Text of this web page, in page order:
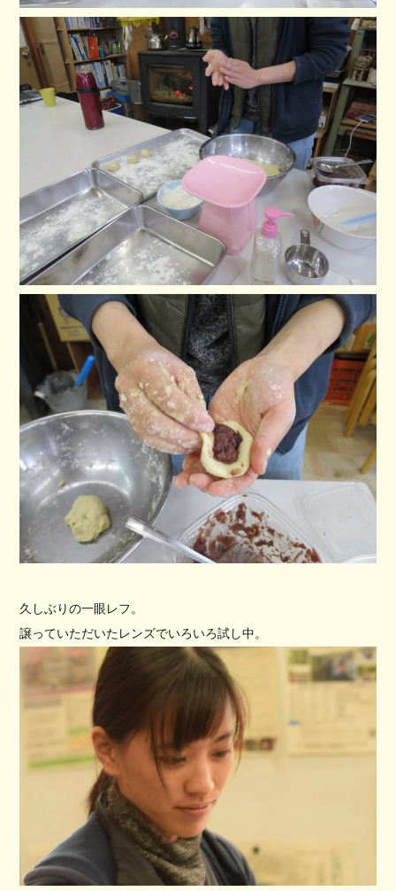
久しぶりの一眼レフ。
譲っていただいたレンズでいろいろ試し中。